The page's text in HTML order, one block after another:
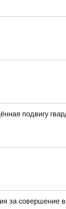
подвигу
за совершение